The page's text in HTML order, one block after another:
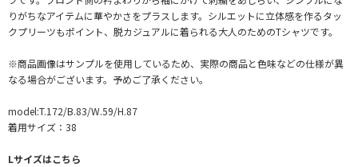
りがちなアイテムに華やかさをプラスします。シルエットに立体感を作るタッ
クプリーツもポイント、脱カジュアルに着られる大人のためのTシャツです。
※商品画像はサンプルを使用しているため、実際の商品と色味などの仕様が異
なる場合がございます。予めご了承ください。
model:T.172/B.83/W.59/H.87
着用サイズ：38
Lサイズはこちら